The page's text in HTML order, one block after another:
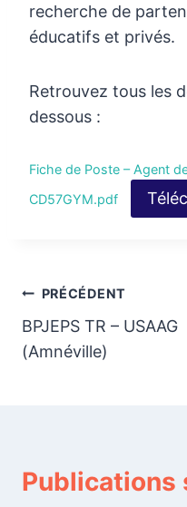
recherche de
éducatifs et privés.
Retrouvez tous les
dessous :
Fiche de Poste – Agent
CD57GYM.pdf
Navigation
de
PRÉCÉDENT
BPJEPS TR – USAAG
(Amnéville)
Publications